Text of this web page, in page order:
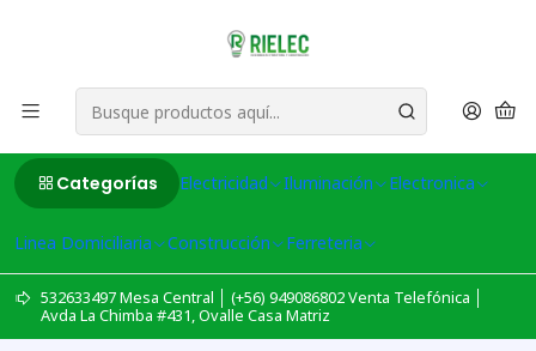
Categorías Electricidad Iluminación Electronica
Linea Domiciliaria Construcción Ferreteria
532633497 Mesa Central │ (+56) 949086802 Venta Telefónica │
Avda La Chimba #431, Ovalle Casa Matriz